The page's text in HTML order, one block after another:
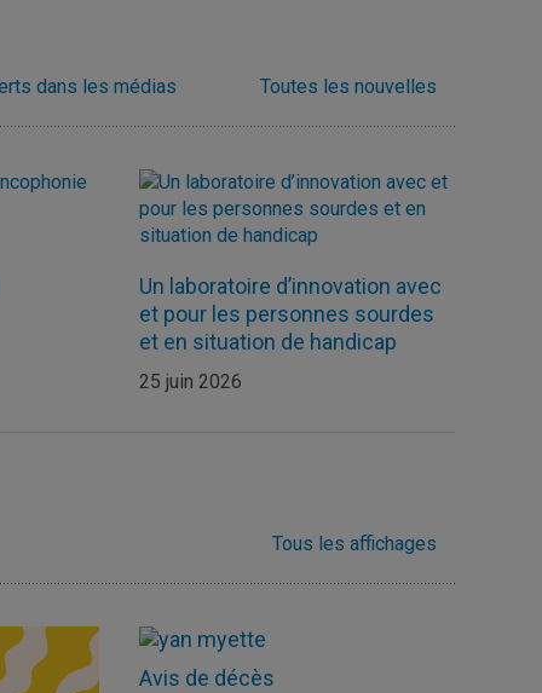
dans les médias Toutes les nouvelles
Un laboratoire d’innovation avec
et pour les personnes sourdes
et en situation de handicap
25 juin 2026
Tous les affichages
Avis de décès